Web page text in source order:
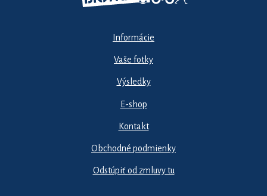
Informácie
Vaše fotky
Výsledky
E-shop
Kontakt
Obchodné podmienky
Odstúpiť od zmluvy tu